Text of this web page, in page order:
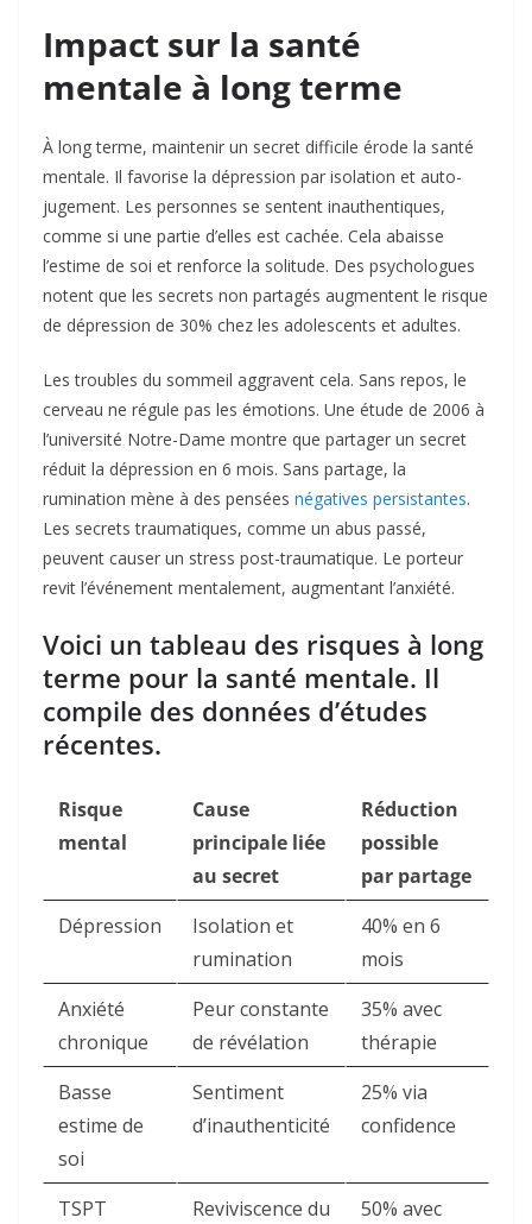
Impact sur la santé
mentale à long terme
À long terme, maintenir un secret difficile érode la santé
mentale. Il favorise la dépression par isolation et auto-
jugement. Les personnes se sentent inauthentiques,
comme si une partie d’elles est cachée. Cela abaisse
l’estime de soi et renforce la solitude. Des psychologues
notent que les secrets non partagés augmentent le risque
de dépression de 30% chez les adolescents et adultes.
Les troubles du sommeil aggravent cela. Sans repos, le
cerveau ne régule pas les émotions. Une étude de 2006 à
l’université Notre-Dame montre que partager un secret
réduit la dépression en 6 mois. Sans partage, la
rumination mène à des pensées négatives persistantes.
Les secrets traumatiques, comme un abus passé,
peuvent causer un stress post-traumatique. Le porteur
revit l’événement mentalement, augmentant l’anxiété.
Voici un tableau des risques à long
terme pour la santé mentale. Il
compile des données d’études
récentes.
Risque
mental
Cause
principale liée
au secret
Réduction
possible
par partage
Dépression
Isolation et
rumination
40% en 6
mois ​
Anxiété
chronique
Peur constante
de révélation
35% avec
thérapie ​
Basse
estime de
soi
Sentiment
d’inauthenticité
25% via
confidence ​
TSPT
Reviviscence du
50% avec